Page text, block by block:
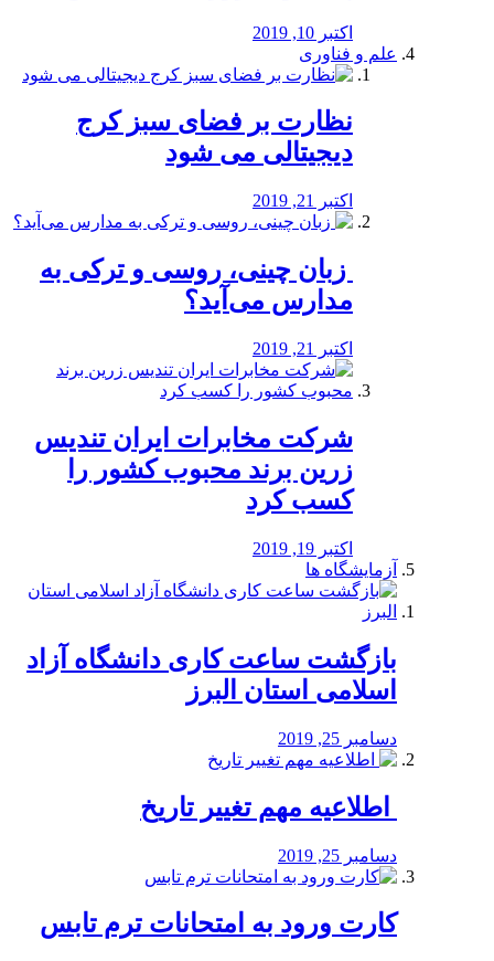
اکتبر 10, 2019
علم و فناوری
نظارت بر فضای سبز کرج
دیجیتالی می شود
اکتبر 21, 2019
️ زبان چینی، روسی و ترکی به
مدارس می‌آید؟
اکتبر 21, 2019
شرکت مخابرات ایران تندیس
زرین برند محبوب کشور را
کسب کرد
اکتبر 19, 2019
آزمایشگاه ها
بازگشت ساعت کاری دانشگاه آزاد
اسلامی استان البرز
دسامبر 25, 2019
️ اطلاعیه مهم تغییر تاریخ
دسامبر 25, 2019
کارت ورود به امتحانات ترم تابس